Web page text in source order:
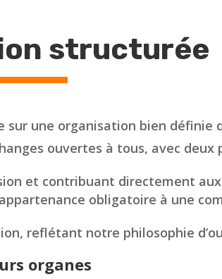
structurée
sur une organisation bien
ouvertes à tous, avec deux
et contribuant directement
obligatoire à une
reflétant notre philosophie
organes